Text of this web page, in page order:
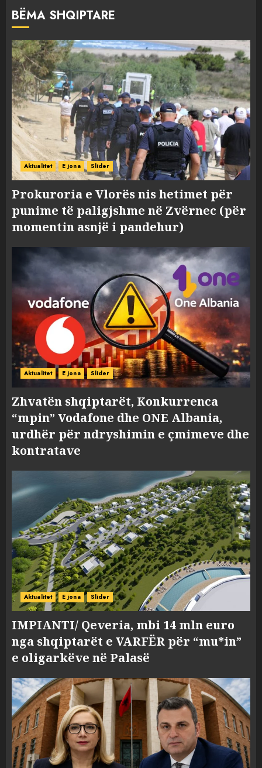
BËMA SHQIPTARE
Aktualitet E jona Slider
Prokuroria e Vlorës nis hetimet për
punime të paligjshme në Zvërnec (për
momentin asnjë i pandehur)
Aktualitet E jona Slider
Zhvatën shqiptarët, Konkurrenca
“mpin” Vodafone dhe ONE Albania,
urdhër për ndryshimin e çmimeve dhe
kontratave
Aktualitet E jona Slider
IMPIANTI/ Qeveria, mbi 14 mln euro
nga shqiptarët e VARFËR për “mu*in”
e oligarkëve në Palasë